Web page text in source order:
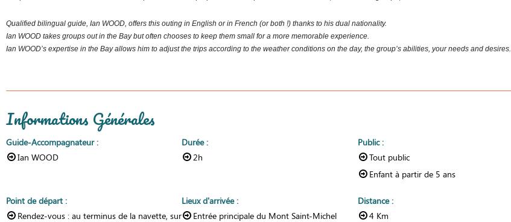
Qualified bilingual guide, Ian WOOD, offers this outing in English or in French (or both !) thanks to his dual nationality.
Ian WOOD takes groups out in the Bay but often chooses to keep them small for a more memorable experience.
Ian WOOD’s expertise in the Bay allows him to adjust the trips according to the weather conditions on the day, the group’s abilities, your needs and desires.
Informations Générales
Guide-Accompagnateur:
Ian WOOD
Durée:
2h
Public:
Tout public
Enfant à partir de 5 ans
Point de départ :
Rendez-vous : au terminus de la navette, sur
Lieux d'arrivée:
Entrée principale du Mont Saint-Michel
Distance:
4 Km